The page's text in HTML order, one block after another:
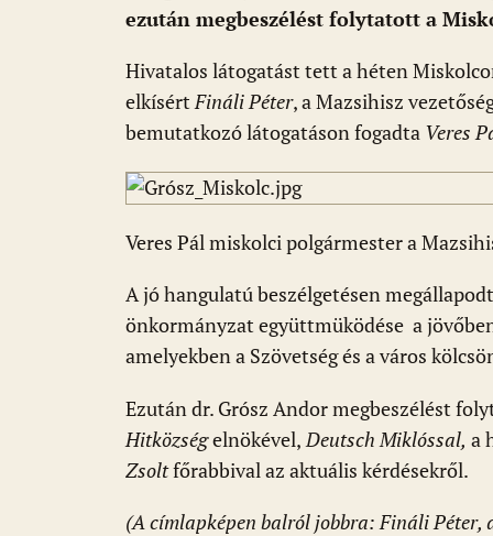
o
k
p
p
g
ezután megbeszélést folytatott a
Hivatalos látogatást tett a héten
elkísértFináli Péter, a Mazsihisz
bemutatkozó látogatáson fogadta Veres
Veres Pál miskolci polgármester a
A jó hangulatú beszélgetésen
önkormányzat együttmüködése a
amelyekben a Szövetség és a város
Ezután dr. Grósz Andor megbeszélést
Hitközségelnökével,Deutsch Miklóssal, a
Zsoltfőrabbival az aktuális kérdésekről.
(A címlapképen balról jobbra: Fináli Péter,